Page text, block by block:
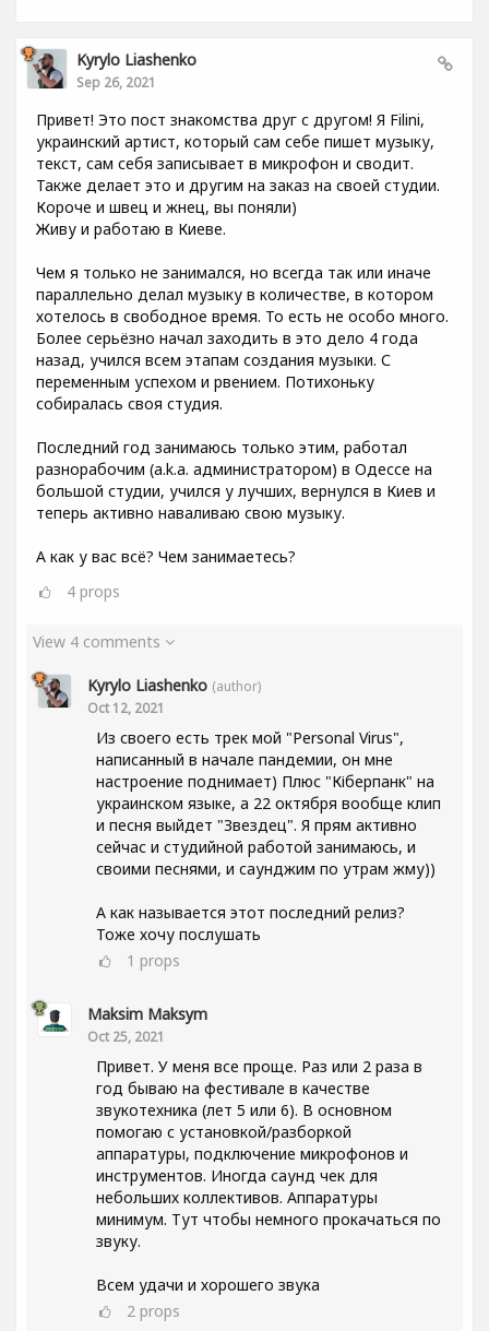
Kyrylo Liashenko
Sep 26, 2021
Привет! Это пост знакомства друг с другом! Я Filini,
украинский артист, который сам себе пишет музыку,
текст, сам себя записывает в микрофон и сводит.
Также делает это и другим на заказ на своей студии.
Короче и швец и жнец, вы поняли)
Живу и работаю в Киеве.
Чем я только не занимался, но всегда так или иначе
параллельно делал музыку в количестве, в котором
хотелось в свободное время. То есть не особо много.
Более серьёзно начал заходить в это дело 4 года
назад, учился всем этапам создания музыки. С
переменным успехом и рвением. Потихоньку
собиралась своя студия.
Последний год занимаюсь только этим, работал
разнорабочим (a.k.a. администратором) в Одессе на
большой студии, учился у лучших, вернулся в Киев и
теперь активно наваливаю свою музыку.
А как у вас всё? Чем занимаетесь?
4 props
View 4 comments
Kyrylo Liashenko (author)
Oct 12, 2021
Из своего есть трек мой "Personal Virus",
написанный в начале пандемии, он мне
настроение поднимает) Плюс "Кіберпанк" на
украинском языке, а 22 октября вообще клип
и песня выйдет "Звездец". Я прям активно
сейчас и студийной работой занимаюсь, и
своими песнями, и саунджим по утрам жму))
А как называется этот последний релиз?
Тоже хочу послушать
1 props
Maksim Maksym
Oct 25, 2021
Привет. У меня все проще. Раз или 2 раза в
год бываю на фестивале в качестве
звукотехника (лет 5 или 6). В основном
помогаю с установкой/разборкой
аппаратуры, подключение микрофонов и
инструментов. Иногда саунд чек для
небольших коллективов. Аппаратуры
минимум. Тут чтобы немного прокачаться по
звуку.
Всем удачи и хорошего звука
2 props